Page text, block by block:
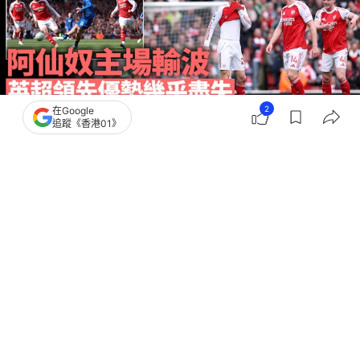
在Google
追蹤《香港01》
2